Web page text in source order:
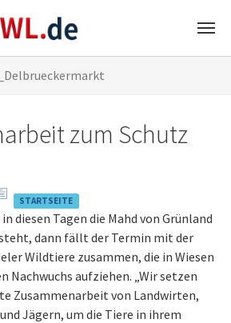
zum Schutz
STARTSEITE
diesen Tagen die Mahd von Grünland
dann fällt der Termin mit der
Wildtiere zusammen, die in Wiesen
Nachwuchs aufziehen. „Wir setzen
Zusammenarbeit von Landwirten,
Jägern, um die Tiere in ihrem